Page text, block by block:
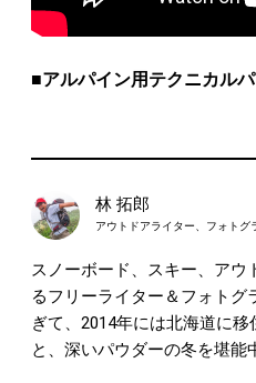
■アルパイン用テクニカル
林 拓郎
アウトドアライター、フォトグ
スノーボード、スキー、アウ
るフリーライター＆フォトグ
ぎて、2014年には北海道に
と、深いパウダーの冬を堪能